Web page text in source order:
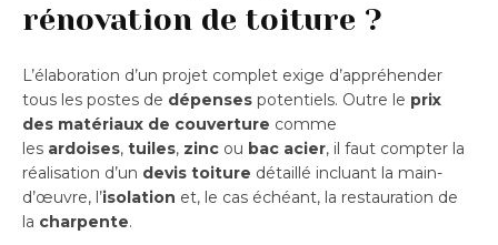
rénovation de toiture ?
L’élaboration d’un projet complet exige d’appréhender
tous les postes de dépenses potentiels. Outre le prix
des matériaux de couverture comme
les ardoises, tuiles, zinc ou bac acier, il faut compter la
réalisation d’un devis toiture détaillé incluant la main-
d’œuvre, l’isolation et, le cas échéant, la restauration de
la charpente.